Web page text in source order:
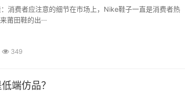
消费者应注意的细节在市场上，Nike鞋子一直是消费者热
莆田鞋的出···
349
端仿品？